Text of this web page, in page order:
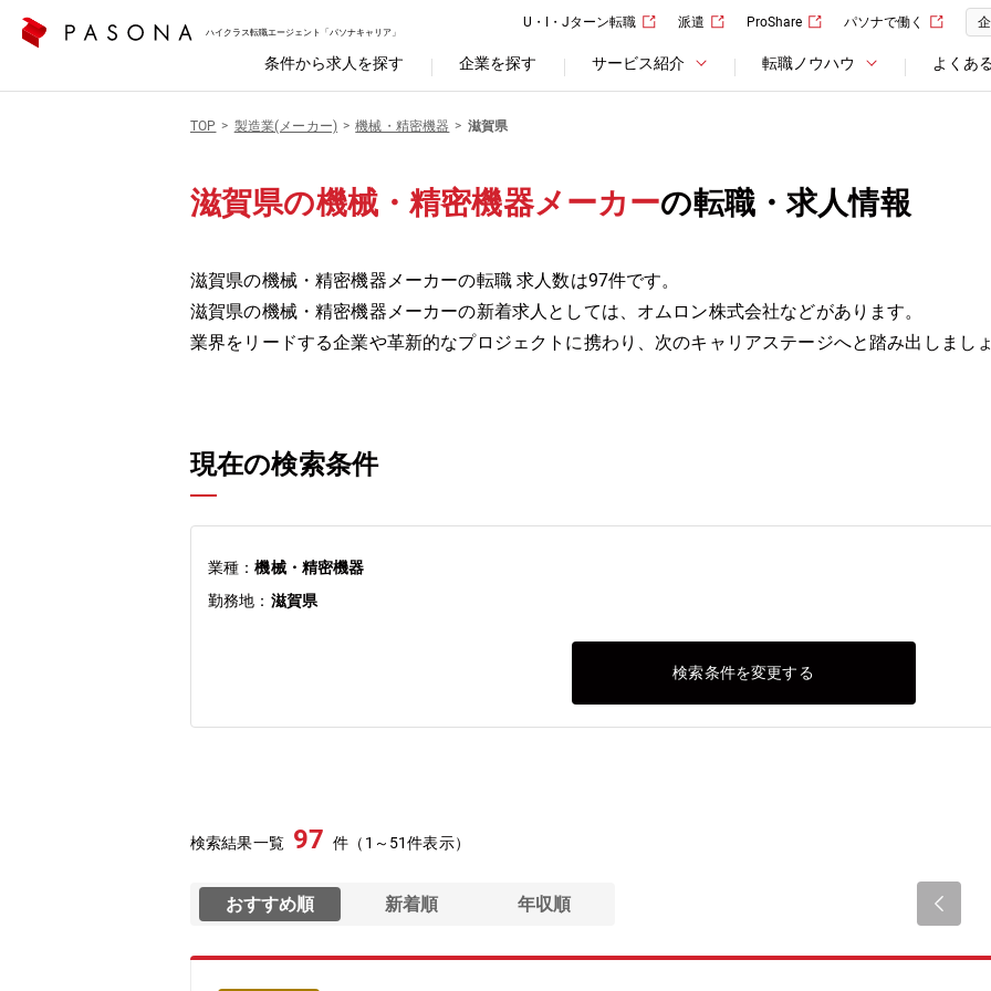
ハイクラス転職エージェント「パソナキャリア」
U・I・Jターン転職 派遣 ProShare パソナで働く
条件から求人を探す 企業を探す サービス紹介 転職ノウハウ よくあ
TOP 製造業(メーカー) 機械・精密機器 滋賀県
滋賀県の機械・精密機器メーカーの転職・求人情報
滋賀県の機械・精密機器メーカーの転職 求人数は97件です。
滋賀県の機械・精密機器メーカーの新着求人としては、オムロン株式会社などがあります。
業界をリードする企業や革新的なプロジェクトに携わり、次のキャリアステージへと踏み出しまし
現在の検索条件
業種：機械・精密機器
勤務地： 滋賀県
検索条件を変更する
検索結果一覧 97 件（1～51件表示）
おすすめ順 新着順 年収順